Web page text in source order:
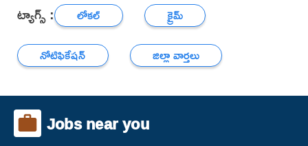
ట్యాగ్స్ : లోకల్
క్రైమ్
నోటిఫికేషన్
జిల్లా వార్తలు
Jobs near you